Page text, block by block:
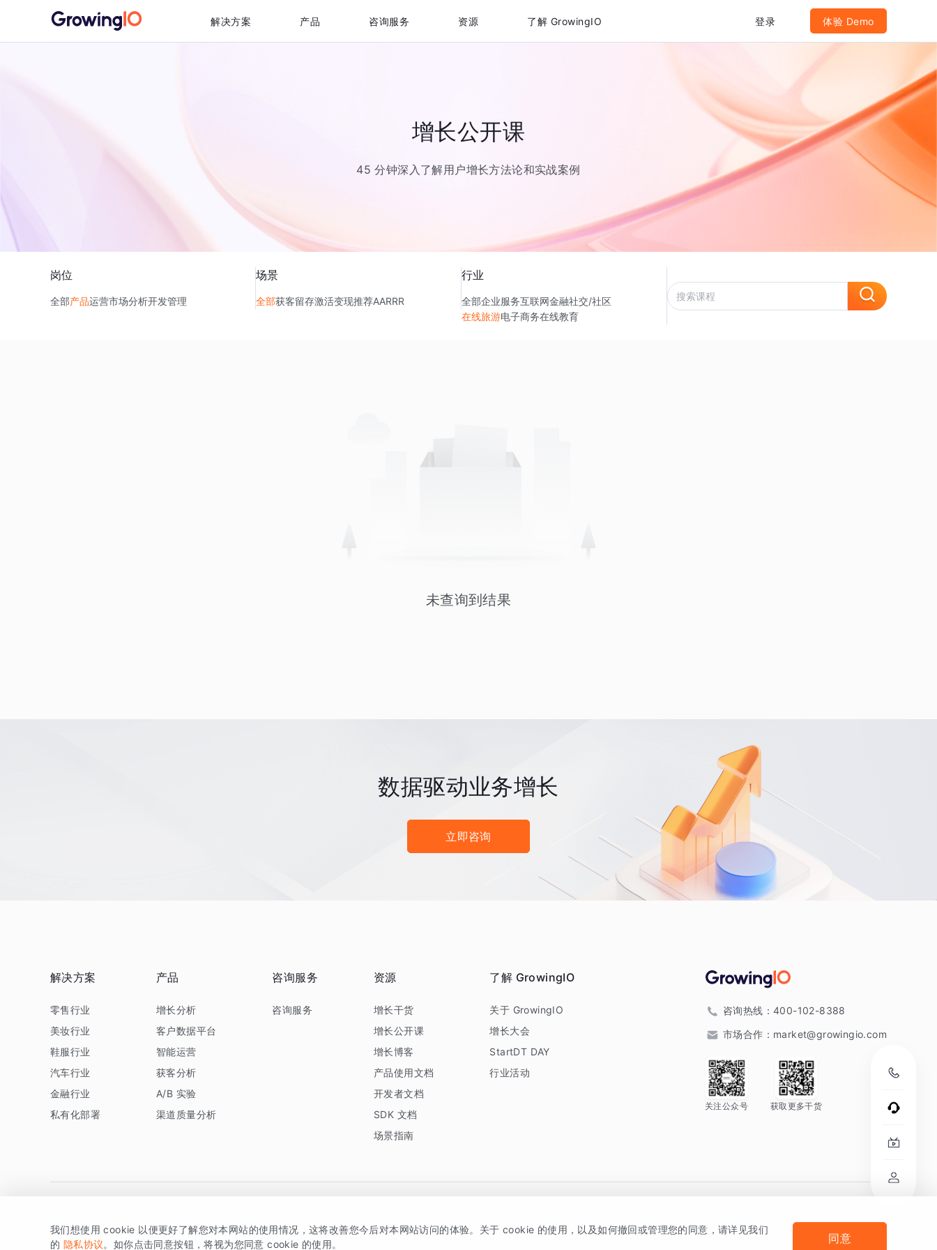
解决方案 产品 咨询服务 资源 了解 GrowingIO 登录 体验 Demo
增长公开课
45 分钟深入了解用户增长方法论和实战案例
岗位
全部产品运营市场分析开发管理
场景
全部获客留存激活变现推荐AARRR
行业
全部企业服务互联网金融社交/社区
在线旅游电子商务在线教育
未查询到结果
数据驱动业务增长
立即咨询
解决方案
零售行业
美妆行业
鞋服行业
汽车行业
金融行业
私有化部署
产品
增长分析
客户数据平台
智能运营
获客分析
A/B 实验
渠道质量分析
咨询服务
咨询服务
资源
增长干货
增长公开课
增长博客
产品使用文档
开发者文档
SDK 文档
场景指南
了解 GrowingIO
关于 GrowingIO
增长大会
StartDT DAY
行业活动
咨询热线： 400-102-8388
市场合作： market@growingio.com
关注公众号 获取更多干货
版权所有 © 北京易数科技有限公司SDK相关说明 京ICP备15038330号 法律声明及隐私条款
我们想使用 cookie 以便更好了解您对本网站的使用情况，这将改善您今后对本网站访问的体验。关于 cookie 的使用，以及如何撤回或管理您的同意，请详见我们
的 隐私协议。如你点击同意按钮，将视为您同意 cookie 的使用。 同意